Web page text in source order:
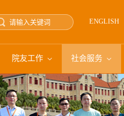
ENGLISH
院友工作 社会服务